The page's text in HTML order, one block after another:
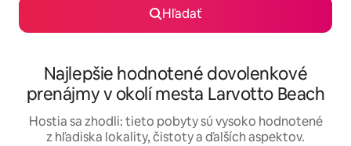
Hľadať
Najlepšie hodnotené dovolenkové
prenájmy v okolí mesta Larvotto Beach
Hostia sa zhodli: tieto pobyty sú vysoko hodnotené
z hľadiska lokality, čistoty a ďalších aspektov.